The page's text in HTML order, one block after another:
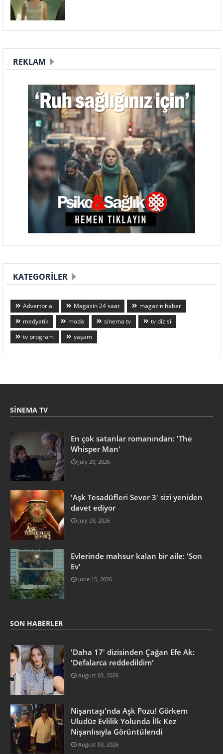
REKLAM
KATEGORILER
Advertorial Magazin 24 saat
magazin haber
medyatik
moda sinema tv
tv dizisi
tv program
yaşam
SINEMA TV
En çok satanlar romanından: 'The
Whisper Man'
July 29, 2026
'Aşk Tesadüfleri Sever 3' sizi yeniden
davet ediyor
July 23, 2026
Evlerinde mahsur kalan bir aile: 'Son
Ev'
June 15, 2026
SON HABERLER
'Daha 17' dizisinden Çağan Efe Ak:
'Defalarca reddedildim'
August 03, 2026
Nişantaşı'nda Aşk Pozu! Görkem
Uludüz Evlilik Yolunda İlk Kez
Nişanlısıyla Görüntülendi
August 03, 2026